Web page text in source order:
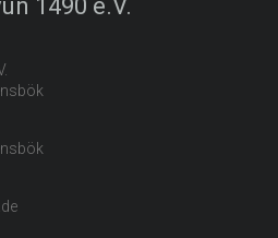
1490 e.V.